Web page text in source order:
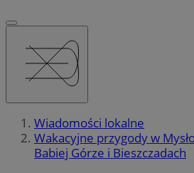
Wiadomości lokalne
Wakacyjne przygody w
Babiej Górze i Bieszczadach